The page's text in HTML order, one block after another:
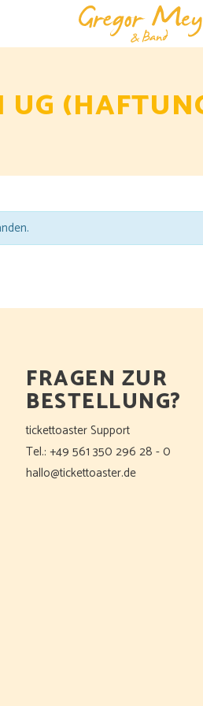
FRAGEN ZUR
BESTELLUNG?
tickettoaster Support
Tel.: +49 561 350 296 28 - 0
hallo@tickettoaster.de